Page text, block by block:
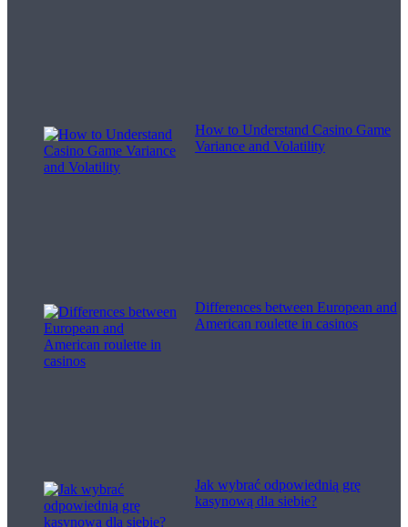
How to Understand Casino Game
Variance and Volatility
Differences between European and
American roulette in casinos
Jak wybrać odpowiednią grę
kasynową dla siebie?